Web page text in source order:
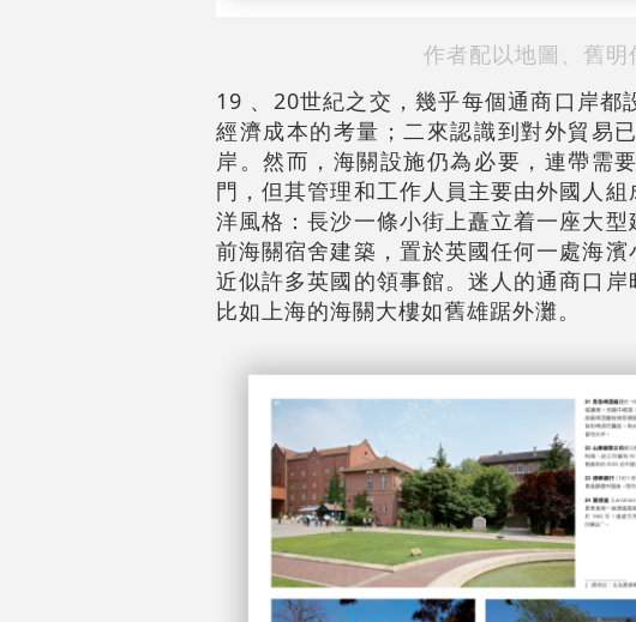
作者配以地圖、舊明
19 、20世紀之交，幾乎每個通商口岸
經濟成本的考量；二來認識到對外貿易
岸。然而，海關設施仍為必要，連帶需
門，但其管理和工作人員主要由外國人
洋風格：長沙一條小街上矗立着一座大
前海關宿舍建築，置於英國任何一處海
近似許多英國的領事館。迷人的通商口
比如上海的海關大樓如舊雄踞外灘。